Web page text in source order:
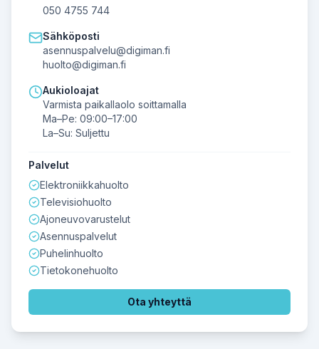
050 4755 744
Sähköposti
asennuspalvelu@digiman.fi
huolto@digiman.fi
Aukioloajat
Varmista paikallaolo soittamalla
Ma–Pe: 09:00–17:00
La–Su: Suljettu
Palvelut
Elektroniikkahuolto
Televisiohuolto
Ajoneuvovarustelut
Asennuspalvelut
Puhelinhuolto
Tietokonehuolto
Ota yhteyttä